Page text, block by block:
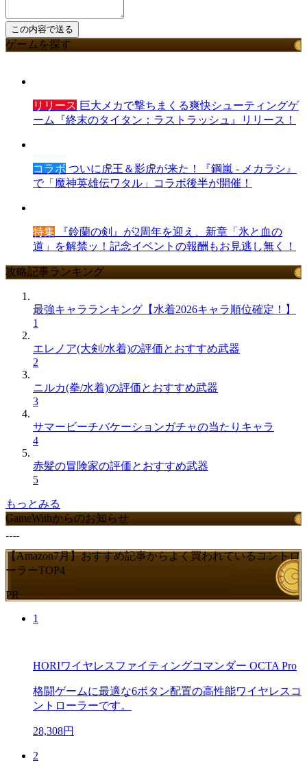
ゲームを探す
リリース 巨大メカで撃ちまくる爽快シューティングゲ
ーム『終末のタイタン：ラストラッシュ』リリース！
コラボ ついに虎王＆影虎が来た！『鋼嵐 - メカラシ』
で「魔神英雄伝ワタル」コラボ後半が開催！
特集 『鈴蘭の剣』が2周年を迎え、新章「氷と血の
道」を解禁ッ！記念イベントの報酬もお見逃し無く！
攻略記事ランキング
最強キャラランキング【水着2026キャラ順位確定！】
1
エレノア(大剣/水着)の評価とおすすめ武器
2
ニルカ(拳/水着)の評価とおすすめ武器
3
サマービーチバケーションガチャの当たりキャラ
4
赤髪の冒険家の評価とおすすめ武器
5
もっとみる
GameWithからのお知らせ
【Amazon7月】おすすめ記事からよく買われているコントロ
ーラーTOP4
PR
1
HORIワイヤレスファイティングコマンダー OCTA Pro
格闘ゲームに最適な6ボタン配置の高性能ワイヤレスコ
ントローラーです。
28,308円
2